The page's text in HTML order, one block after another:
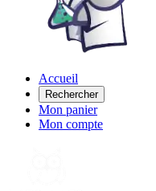
Accueil
Rechercher
Mon panier
Mon compte